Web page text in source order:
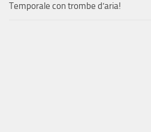
Temporale con trombe d’aria!